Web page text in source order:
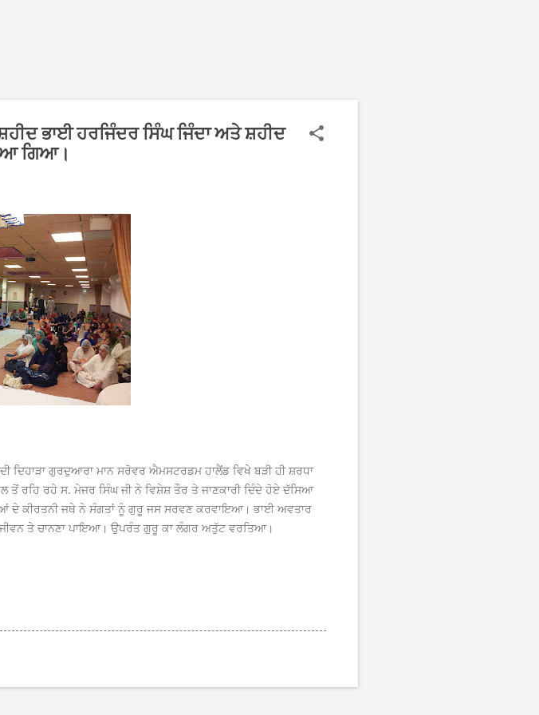
ਭਾਈ ਹਰਜਿੰਦਰ ਸਿੰਘ ਜਿੰਦਾ ਅਤੇ ਸ਼ਹੀਦ
ਗਿਆ।
ਦਿਹਾੜਾ ਗੁਰਦੁਆਰਾ ਮਾਨ ਸਰੋਵਰ ਐਮਸਟਰਡਮ ਹਾਲੈਂਡ ਵਿਖੇ ਬੜੀ ਹੀ ਸ਼ਰਧਾ
ਤੋਂ ਰਹਿ ਰਹੇ ਸ. ਮੇਜਰ ਸਿੰਘ ਜੀ ਨੇ ਵਿਸ਼ੇਸ਼ ਤੌਰ ਤੇ ਜਾਣਕਾਰੀ ਦਿੰਦੇ ਹੋਏ ਦੱਸਿਆ
ਦੇ ਕੀਰਤਨੀ ਜਥੇ ਨੇ ਸੰਗਤਾਂ ਨੂੰ ਗੁਰੂ ਜਸ ਸਰਵਣ ਕਰਵਾਇਆ। ਭਾਈ ਅਵਤਾਰ
ਤੇ ਚਾਨਣਾ ਪਾਇਆ। ਉਪਰੰਤ ਗੁਰੂ ਕਾ ਲੰਗਰ ਅਤੁੱਟ ਵਰਤਿਆ।